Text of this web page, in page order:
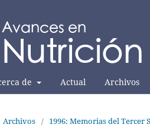
de Actual Archivos
Archivos / 1996: Memorias del